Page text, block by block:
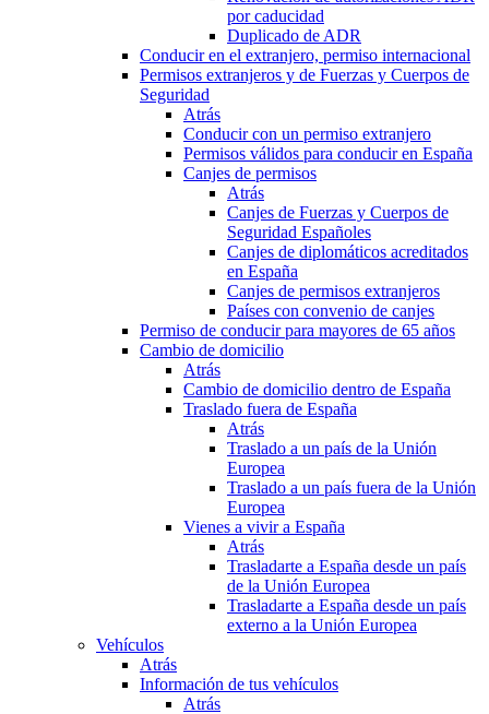
por caducidad
Duplicado de ADR
Conducir en el extranjero, permiso internacional
Permisos extranjeros y de Fuerzas y Cuerpos de
Seguridad
Atrás
Conducir con un permiso extranjero
Permisos válidos para conducir en España
Canjes de permisos
Atrás
Canjes de Fuerzas y Cuerpos de
Seguridad Españoles
Canjes de diplomáticos acreditados
en España
Canjes de permisos extranjeros
Países con convenio de canjes
Permiso de conducir para mayores de 65 años
Cambio de domicilio
Atrás
Cambio de domicilio dentro de España
Traslado fuera de España
Atrás
Traslado a un país de la Unión
Europea
Traslado a un país fuera de la Unión
Europea
Vienes a vivir a España
Atrás
Trasladarte a España desde un país
de la Unión Europea
Trasladarte a España desde un país
externo a la Unión Europea
Vehículos
Atrás
Información de tus vehículos
Atrás